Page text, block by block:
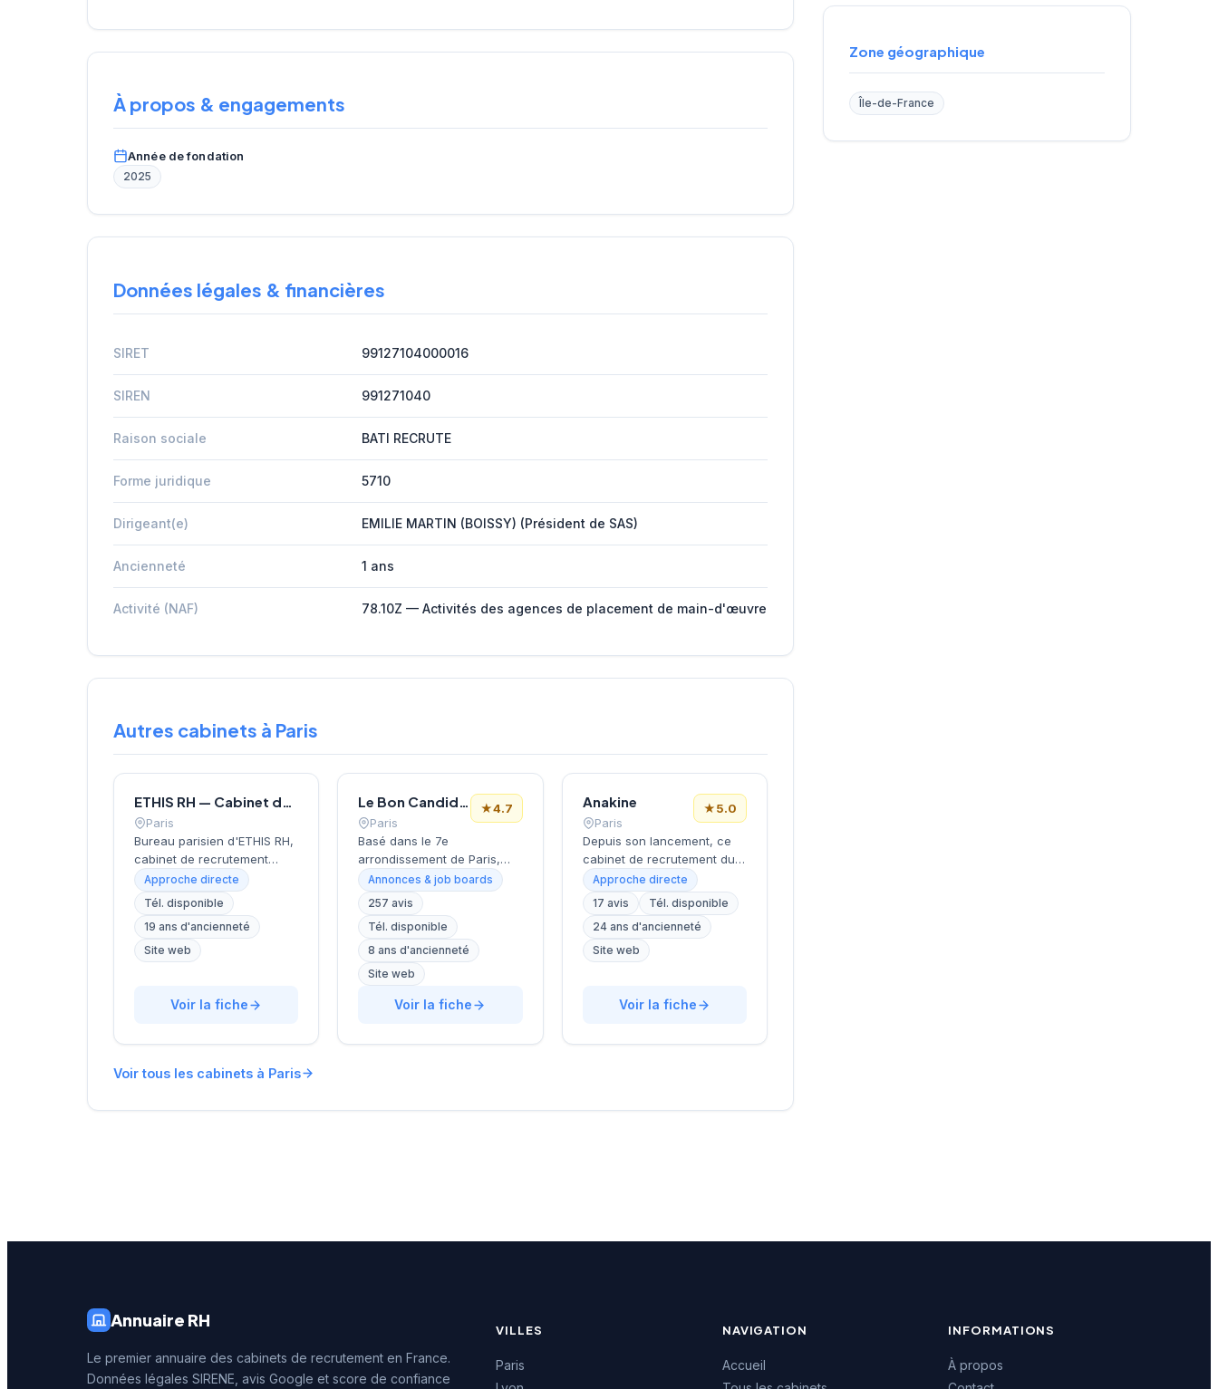
À propos & engagements
Année de fondation
2025
Données légales & financières
SIRET 99127104000016
SIREN 991271040
Raison sociale BATI RECRUTE
Forme juridique 5710
Dirigeant(e) EMILIE MARTIN (BOISSY) (Président de SAS)
Ancienneté 1 ans
Activité (NAF) 78.10Z — Activités des agences de placement de main-d'œuvre
Autres cabinets à Paris
ETHIS RH — Cabinet de recrutement à Paris
Paris
Bureau parisien d'ETHIS RH,
cabinet de recrutement
fondé en 2007, spécialisé
dans le conseil en
ressources humaines, le
recrutement de cadres et
dirigeants, le coaching et
arrondissement de Paris, à
l'équipe accompagne les
dans leurs recherches de
personnalisée.
Approche directe
Tél. disponible
19 ans d'ancienneté
Site web
Voir la fiche
Le Bon Candidat
Paris
★4.7
Basé dans le 7e
arrondissement de Paris,
près de la Tour Eiffel et des
Invalides, ce cabinet de
recrutement bénéficie d'une
localisation prestigieuse au
cœur de la capitale. Installé
rue de Bellechasse, il
accompagne les entreprises
dans leurs recrutements
personnalisée. La structure
note de 4.7/5 sur plus de
Annonces & job boards
257 avis
Tél. disponible
8 ans d'ancienneté
Site web
Voir la fiche
Anakine
Paris
★5.0
Depuis son lancement, ce
cabinet de recrutement du
9e arrondissement
accompagne les entreprises
dans leurs recherches de
talents, avec une approche
centrée sur les métiers du
quartier Opéra-Grands
développe une expertise
L'équipe intervient tant sur
satisfaction des clients
Approche directe
17 avis
Tél. disponible
24 ans d'ancienneté
Site web
Voir la fiche
Voir tous les cabinets à Paris
Zone géographique
Île-de-France
Annuaire RH
Le premier annuaire des cabinets de recrutement en France.
Données légales SIRENE, avis Google et score de confiance
VILLES
Paris
NAVIGATION
Accueil
INFORMATIONS
À propos